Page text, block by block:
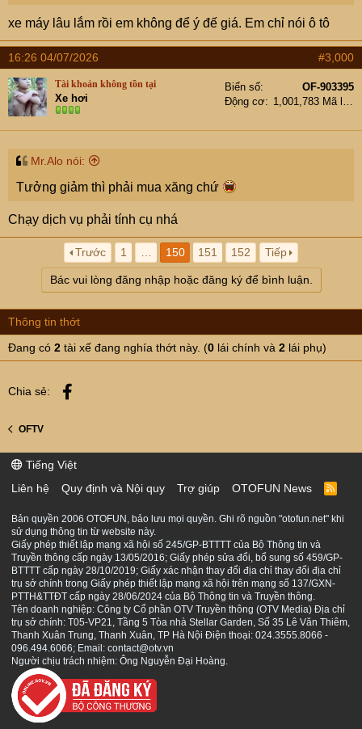
xe máy lâu lắm rồi em không để ý đế giá. Em chỉ nói ô tô
16:26 04/07/2026 #3,000
Tài khoản không tồn tại
Xe hơi
Biển số
OF-903395
Động cơ
1,001,783 Mã lực
Mr.Alo nói:
Tưởng giảm thì phải mua xăng chứ
Chạy dịch vụ phải tính cụ nhá
Trước 1 … 150 151 152 Tiếp
Bác vui lòng đăng nhập hoặc đăng ký để bình luận.
Thông tin thớt
Đang có 2 tài xế đang nghía thớt này. (0 lái chính và 2 lái phụ)
Chia sẻ:
OFTV
Tiếng Việt
Liên hệ
Quy định và Nội quy Trợ giúp OTOFUN News
R
S
Bản quyền 2006 OTOFUN, bảo lưu mọi quyền. Ghi rõ nguồn "otofun.net" khi
sử dụng thông tin từ website này.
Giấy phép thiết lập mạng xã hội số 245/GP-BTTTT của Bộ Thông tin và
Truyền thông cấp ngày 13/05/2016; Giấy phép sửa đổi, bổ sung số 459/GP-
BTTTT cấp ngày 28/10/2019; Giấy xác nhận thay đổi địa chỉ thay đổi địa chỉ
trụ sở chính trong Giấy phép thiết lập mạng xã hội trên mạng số 137/GXN-
PTTH&TTĐT cấp ngày 28/06/2024 của Bộ Thông tin và Truyền thông.
Tên doanh nghiệp: Công ty Cổ phần OTV Truyền thông (OTV Media) Địa chỉ
trụ sở chính: T05-VP21, Tầng 5 Tòa nhà Stellar Garden, Số 35 Lê Văn Thiêm,
Thanh Xuân Trung, Thanh Xuân, TP Hà Nội Điện thoại: 024.3555.8066 -
096.494.6066; Email: contact@otv.vn
Người chịu trách nhiệm: Ông Nguyễn Đại Hoàng.